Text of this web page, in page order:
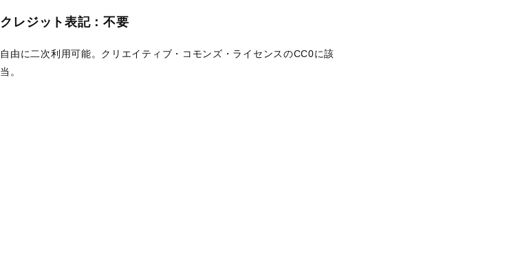
クレジット表記：不要
自由に二次利用可能。クリエイティブ・コモンズ・ライセンスのCC0に該
当。